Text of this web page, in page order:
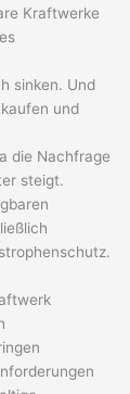
Kraftwerke
sinken. Und
und
die Nachfrage
steigt.